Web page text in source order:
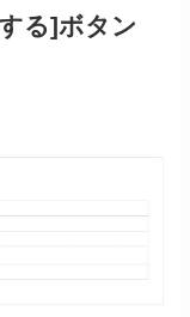
る]ボタン